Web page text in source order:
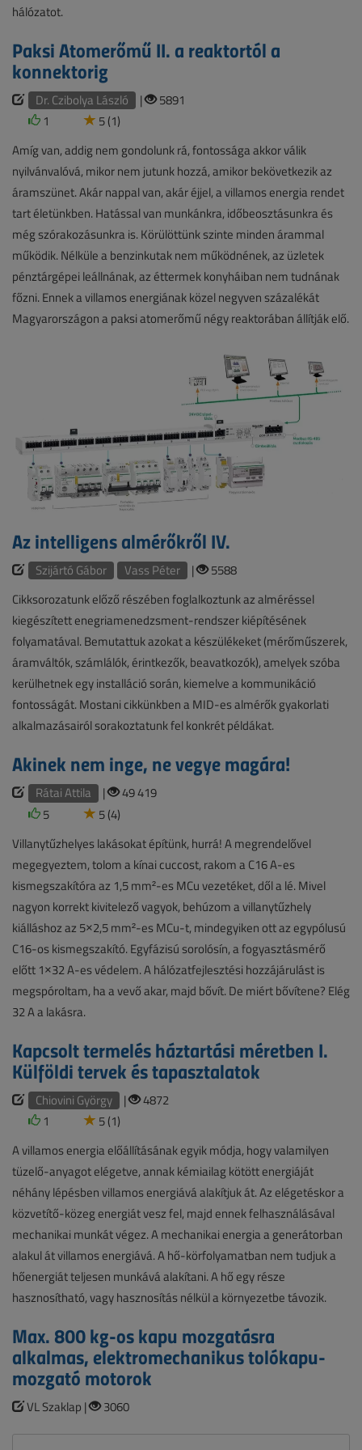
hálózatot.
Paksi Atomerőmű II. a reaktortól a
konnektorig
Dr. Czibolya László |
5891
1
5 (1)
Amíg van, addig nem gondolunk rá, fontossága akkor válik
nyilvánvalóvá, mikor nem jutunk hozzá, amikor bekövetkezik az
áramszünet. Akár nappal van, akár éjjel, a villamos energia rendet
tart életünkben. Hatással van munkánkra, időbeosztásunkra és
még szórakozásunkra is. Körülöttünk szinte minden árammal
működik. Nélküle a benzinkutak nem működnének, az üzletek
pénztárgépei leállnának, az éttermek konyháiban nem tudnának
főzni. Ennek a villamos energiának közel negyven százalékát
Magyarországon a paksi atomerőmű négy reaktorában állítják elő.
Az intelligens almérőkről IV.
Szijártó Gábor Vass Péter |
5588
Cikksorozatunk előző részében foglalkoztunk az alméréssel
kiegészített enegriamenedzsment-rendszer kiépítésének
folyamatával. Bemutattuk azokat a készülékeket (mérőműszerek,
áramváltók, számlálók, érintkezők, beavatkozók), amelyek szóba
kerülhetnek egy installáció során, kiemelve a kommunikáció
fontosságát. Mostani cikkünkben a MID-es almérők gyakorlati
alkalmazásairól sorakoztatunk fel konkrét példákat.
Akinek nem inge, ne vegye magára!
Rátai Attila |
49 419
5
5 (4)
Villanytűzhelyes lakásokat építünk, hurrá! A megrendelővel
megegyeztem, tolom a kínai cuccost, rakom a C16 A-es
kismegszakítóra az 1,5 mm²-es MCu vezetéket, dől a lé. Mivel
nagyon korrekt kivitelező vagyok, behúzom a villanytűzhely
kiálláshoz az 5×2,5 mm²-es MCu-t, mindegyiken ott az egypólusú
C16-os kismegszakító. Egyfázisú sorolósín, a fogyasztásmérő
előtt 1×32 A-es védelem. A hálózatfejlesztési hozzájárulást is
megspóroltam, ha a vevő akar, majd bővít. De miért bővítene? Elég
32 A a lakásra.
Kapcsolt termelés háztartási méretben I.
Külföldi tervek és tapasztalatok
Chiovini György |
4872
1
5 (1)
A villamos energia előállításának egyik módja, hogy valamilyen
tüzelő-anyagot elégetve, annak kémiailag kötött energiáját
néhány lépésben villamos energiává alakítjuk át. Az elégetéskor a
közvetítő-közeg energiát vesz fel, majd ennek felhasználásával
mechanikai munkát végez. A mechanikai energia a generátorban
alakul át villamos energiává. A hő-körfolyamatban nem tudjuk a
hőenergiát teljesen munkává alakítani. A hő egy része
hasznosítható, vagy hasznosítás nélkül a környezetbe távozik.
Max. 800 kg-os kapu mozgatásra
alkalmas, elektromechanikus tolókapu-
mozgató motorok
VL Szaklap | 3060